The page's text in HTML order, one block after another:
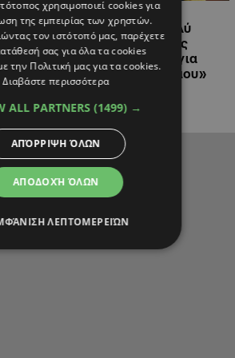
21.06.2025 10:30
Δώνης: «Ζήσαμε πολύ
έντονες και όμορφες
στιγμές, θα τις έχω για
πάντα στην καρδιά μου»
χρησιμοποιεί cookies για
της εμπειρίας των χρηστών.
τον ιστότοπό μας, παρέχετε
σας για όλα τα cookies
την Πολιτική μας για τα cookies.
Διαβάστε περισσότερα
ALL PARTNERS (1499) →
ΑΠΟΔΟΧΉ ΌΛΩΝ
ΑΠΌΡΡΙΨΗ ΌΛΩΝ
ΛΕΠΤΟΜΕΡΕΙΏΝ